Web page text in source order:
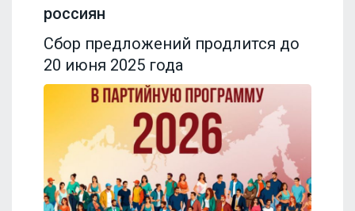
россиян
Сбор предложений продлится до
20 июня 2025 года